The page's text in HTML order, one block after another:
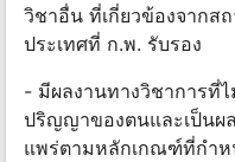
วิชาอื่น ที่เกี่ยวข้องจากส
ประเทศที่ ก.พ. รับรอง
- มีผลงานทางวิชาการที่
ปริญญาของตนและเป็นผ
แพร่ตามหลักเกณฑ์ที่กำห